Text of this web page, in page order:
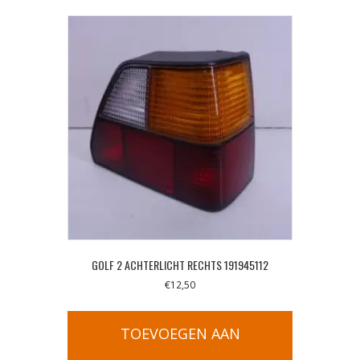
GOLF 2 ACHTERLICHT RECHTS 191945112
€12,50
TOEVOEGEN AAN